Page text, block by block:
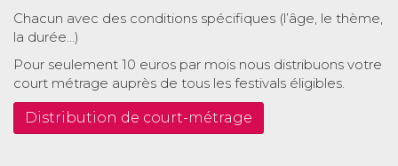
Chacun avec des conditions spécifiques (l’âge, le thème,
la durée…)
Pour seulement 10 euros par mois nous distribuons votre
court métrage auprès de tous les festivals éligibles.
Distribution de court-métrage